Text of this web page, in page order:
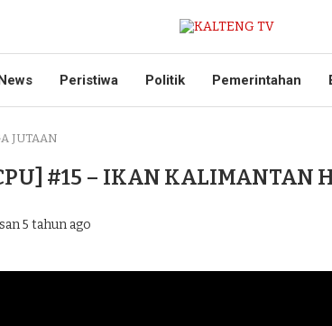
Peristiwa Politik Pemerintahan
JUTAAN
#15 – IKAN KALIMANTAN
5 tahun ago